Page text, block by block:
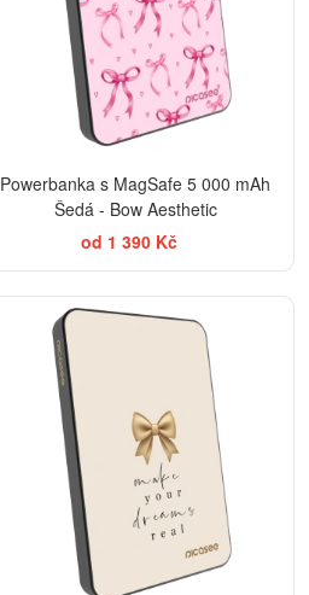
Powerbanka s MagSafe 5 000 mAh
Šedá - Bow Aesthetic
od 1 390 Kč